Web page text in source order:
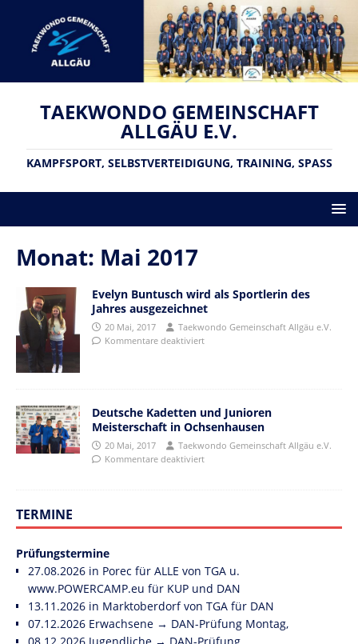
TAEKWONDO GEMEINSCHAFT
ALLGÄU E.V.
KAMPFSPORT, SELBSTVERTEIDIGUNG, TRAINING, SPASS
Monat: Mai 2017
Evelyn Buntusch wird als Sportlerin des
Jahres ausgezeichnet
20 Mai, 2017
Taekwondo Gemeinschaft Allgäu e.V.
Kommentare deaktiviert
Deutsche Kadetten und Junioren
Meisterschaft in Ochsenhausen
20 Mai, 2017
Taekwondo Gemeinschaft Allgäu e.V.
Kommentare deaktiviert
TERMINE
Prüfungstermine
27.08.2026 in Porec für ALLE von TGA u.
www.POWERCAMP.eu für KUP und DAN
13.11.2026 in Marktoberdorf von TGA für DAN
07.12.2026 Erwachsene → DAN-Prüfung Montag,